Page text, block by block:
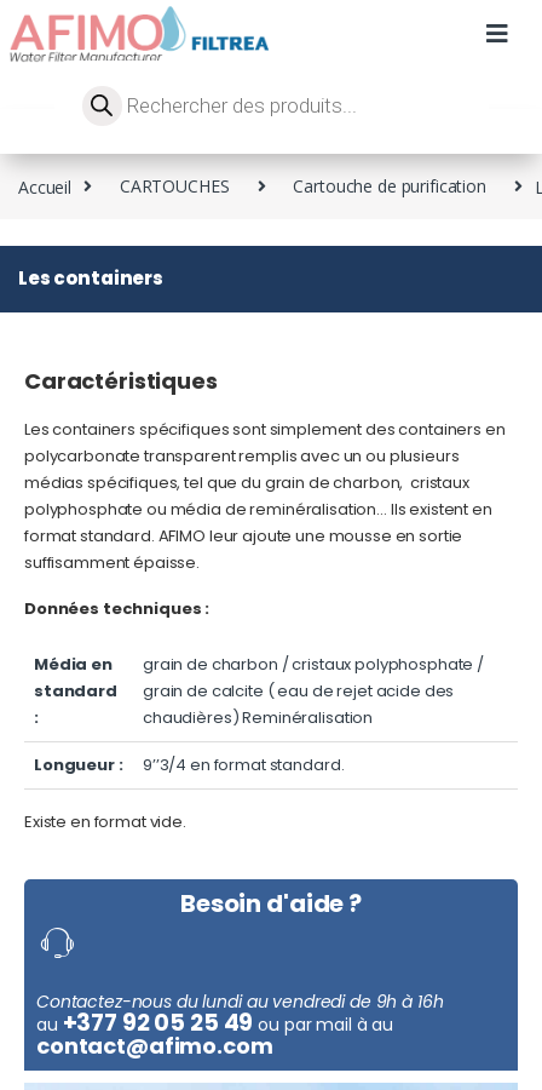
Accueil CARTOUCHES Cartouche de purification
Les containers
Caractéristiques
Les containers spécifiques sont simplement des containers en
polycarbonate transparent remplis avec un ou plusieurs
médias spécifiques, tel que du grain de charbon, cristaux
polyphosphate ou média de reminéralisation… Ils existent en
format standard. AFIMO leur ajoute une mousse en sortie
suffisamment épaisse.
Données techniques :
Média en
standard
:
grain de charbon / cristaux polyphosphate /
grain de calcite ( eau de rejet acide des
chaudières) Reminéralisation
Longueur : 9’’3/4 en format standard.
Existe en format vide.
Besoin d'aide ?
Contactez-nous du lundi au vendredi de 9h à 16h
au +377 92 05 25 49 ou par mail à au
contact@afimo.com